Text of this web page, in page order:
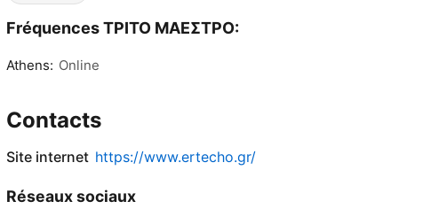
Fréquences ΤΡΙΤΟ ΜΑΕΣΤΡΟ:
Athens: Online
Contacts
Site internet https://www.ertecho.gr/
Réseaux sociaux